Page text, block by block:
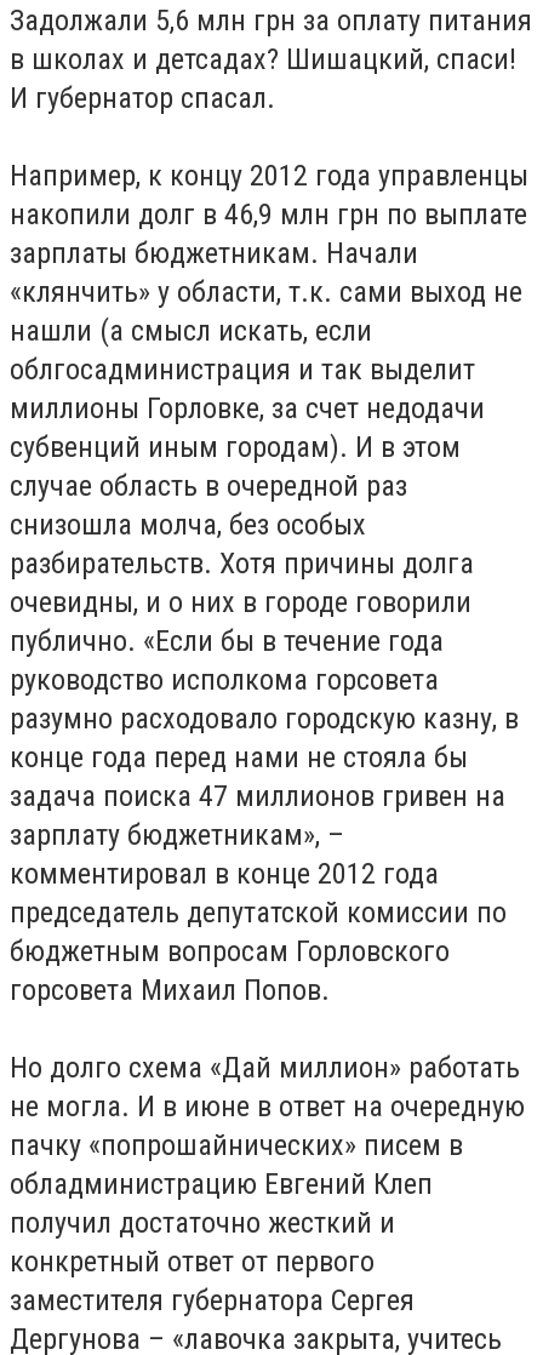
Задолжали 5,6 млн грн за оплату питания
в школах и детсадах? Шишацкий, спаси!
И губернатор спасал.
Например, к концу 2012 года управленцы
накопили долг в 46,9 млн грн по выплате
зарплаты бюджетникам. Начали
«клянчить» у области, т.к. сами выход не
нашли (а смысл искать, если
облгосадминистрация и так выделит
миллионы Горловке, за счет недодачи
субвенций иным городам). И в этом
случае область в очередной раз
снизошла молча, без особых
разбирательств. Хотя причины долга
очевидны, и о них в городе говорили
публично. «Если бы в течение года
руководство исполкома горсовета
разумно расходовало городскую казну, в
конце года перед нами не стояла бы
задача поиска 47 миллионов гривен на
зарплату бюджетникам», –
комментировал в конце 2012 года
председатель депутатской комиссии по
бюджетным вопросам Горловского
горсовета Михаил Попов.
Но долго схема «Дай миллион» работать
не могла. И в июне в ответ на очередную
пачку «попрошайнических» писем в
обладминистрацию Евгений Клеп
получил достаточно жесткий и
конкретный ответ от первого
заместителя губернатора Сергея
Дергунова – «лавочка закрыта, учитесь